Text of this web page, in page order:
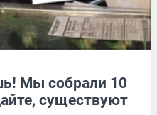
Мы собрали 10
существуют